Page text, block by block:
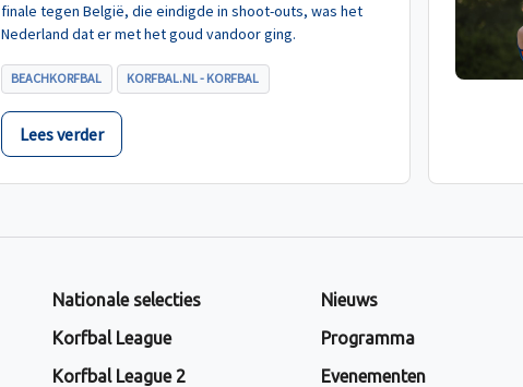
finale tegen België, die eindigde in shoot-outs, was het
Nederland dat er met het goud vandoor ging.
BEACHKORFBAL KORFBAL.NL - KORFBAL
Lees verder
Nationale selecties
Korfbal League
Korfbal League 2
Nieuws
Programma
Evenementen